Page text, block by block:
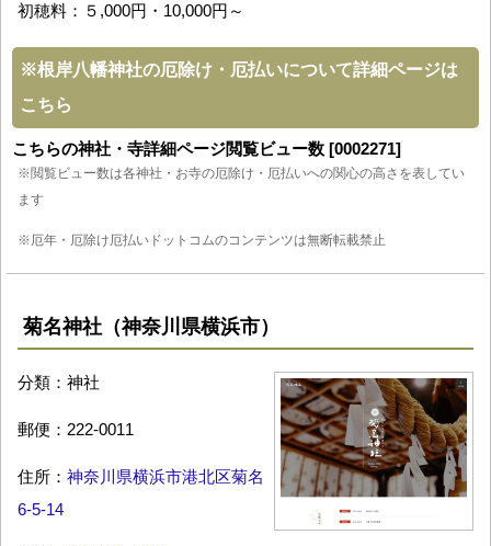
初穂料：５,000円・10,000円～
※根岸八幡神社の厄除け・厄払いについて詳細ページは
こちら
こちらの神社・寺詳細ページ閲覧ビュー数 [0002271]
※閲覧ビュー数は各神社・お寺の厄除け・厄払いへの関心の高さを表してい
ます
※厄年・厄除け厄払いドットコムのコンテンツは無断転載禁止
菊名神社（神奈川県横浜市）
分類：神社
郵便：222-0011
住所： 神奈川県横浜市港北区菊名
6-5-14